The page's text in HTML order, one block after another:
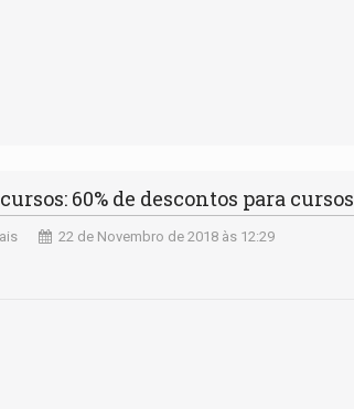
60% de descontos para cursos
22 de Novembro de 2018 às 12:29